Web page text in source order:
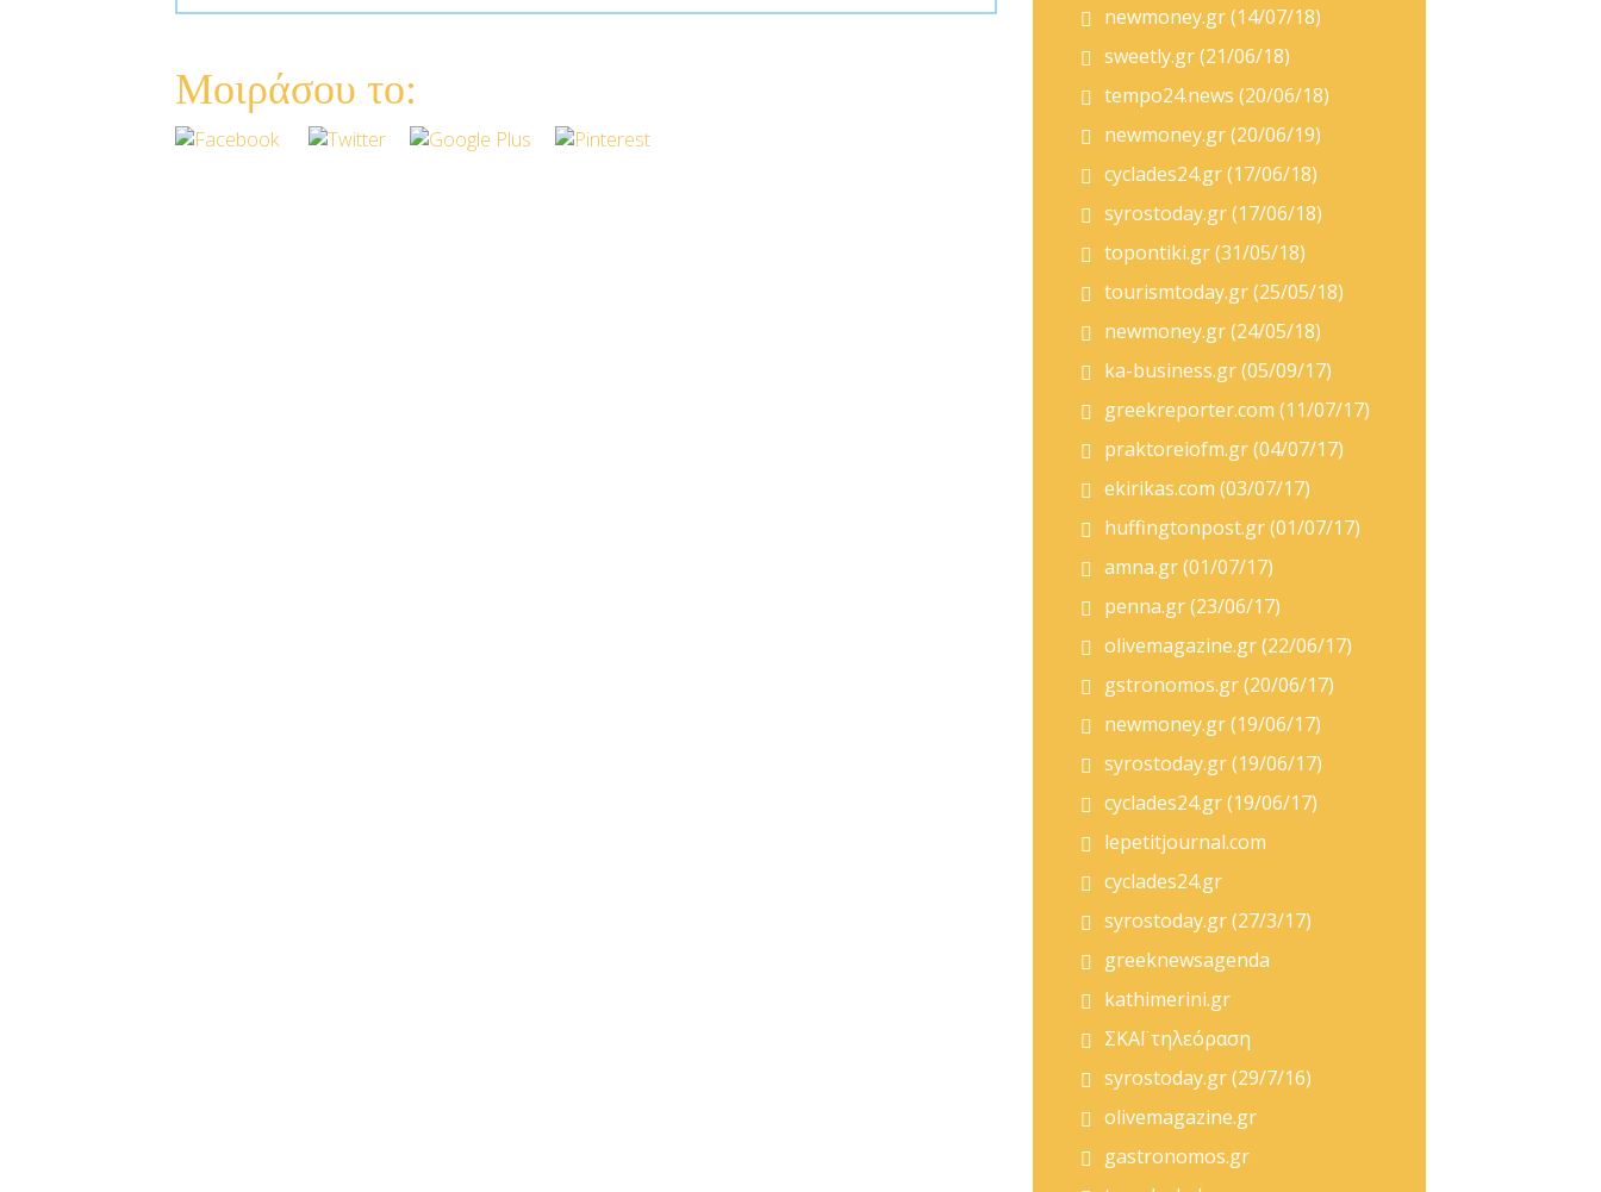
newmoney.gr (14/07/18)
sweetly.gr (21/06/18)
tempo24.news (20/06/18)
newmoney.gr (20/06/19)
cyclades24.gr (17/06/18)
syrostoday.gr (17/06/18)
topontiki.gr (31/05/18)
tourismtoday.gr (25/05/18)
newmoney.gr (24/05/18)
ka-business.gr (05/09/17)
greekreporter.com (11/07/17)
praktoreiofm.gr (04/07/17)
ekirikas.com (03/07/17)
huffingtonpost.gr (01/07/17)
amna.gr (01/07/17)
penna.gr (23/06/17)
olivemagazine.gr (22/06/17)
gstronomos.gr (20/06/17)
newmoney.gr (19/06/17)
syrostoday.gr (19/06/17)
cyclades24.gr (19/06/17)
lepetitjournal.com
cyclades24.gr
syrostoday.gr (27/3/17)
greeknewsagenda
kathimerini.gr
ΣΚΑΪ τηλεόραση
syrostoday.gr (29/7/16)
olivemagazine.gr
gastronomos.gr